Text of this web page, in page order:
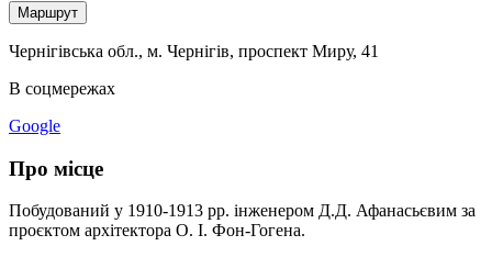
Маршрут
Чернігівська обл., м. Чернігів, проспект Миру, 41
В соцмережах
Google
Про місце
Побудований у 1910-1913 рр. інженером Д.Д. Афанасьєвим за
проєктом архітектора О. І. Фон-Гогена.